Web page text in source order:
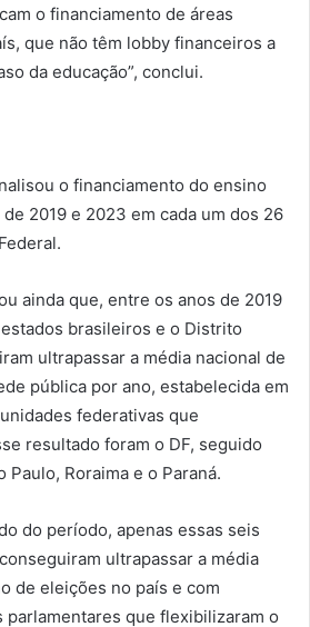
o financiamento de áreas
que não têm lobby financeiros a
da educação”, conclui.
o financiamento do ensino
2019 e 2023 em cada um dos 26
ainda que, entre os anos de 2019
brasileiros e o Distrito
ultrapassar a média nacional de
pública por ano, estabelecida em
federativas que
resultado foram o DF, seguido
Paulo, Roraima e o Paraná.
do período, apenas essas seis
ultrapassar a média
de eleições no país e com
parlamentares que flexibilizaram o